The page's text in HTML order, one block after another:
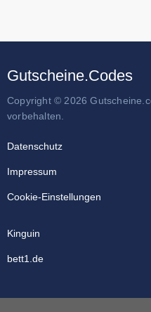
Gutscheine.Codes
Copyright © 2026
vorbehalten.
Datenschutz
Impressum
Cookie-Einstellungen
Kinguin
bett1.de